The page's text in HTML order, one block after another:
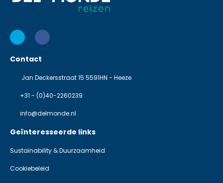
Contact
Jan Deckersstraat 15 5591HN - Heeze
+31 - (0)40-2260239
info@delmonde.nl
Geïnteresseerde links
Sustainability & Duurzaamheid
Cookiebeleid